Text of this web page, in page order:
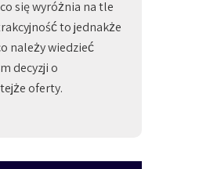
się wyróżnia na tle
to jednakże
należy wiedzieć
decyzji o
oferty.